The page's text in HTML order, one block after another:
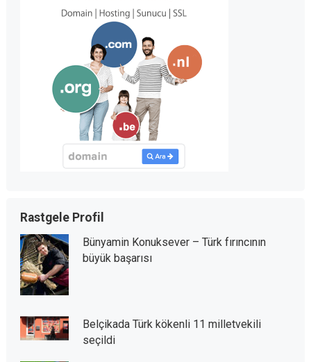
Rastgele Profil
Bünyamin Konuksever – Türk fırıncının
büyük başarısı
Belçikada Türk kökenli 11 milletvekili
seçildi